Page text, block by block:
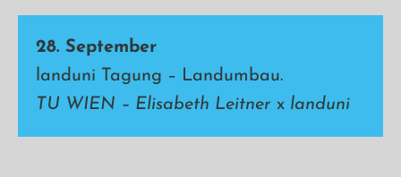
28. September
landuni Tagung – Landumbau.
TU WIEN – Elisabeth Leitner x landuni